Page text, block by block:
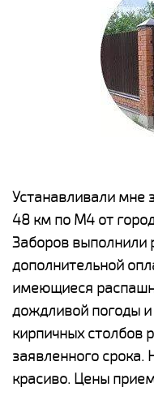
Устанавливали мне
48 км по М4 от
Заборов выполнили
дополнительной
имеющиеся
дождливой погоды
кирпичных столбов
заявленного срока.
красиво. Цены